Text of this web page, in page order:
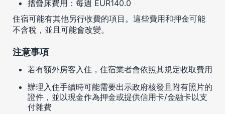
摺疊床費用：每週 EUR140.0
住宿可能有其他另行收費的項目。這些費用和押金可能
不含稅，並且可能會改變。
注意事項
若有額外房客入住，住宿業者會依照其規定收取費用
辦理入住手續時可能需要出示政府核發且附有照片的
證件，並以現金作為押金或提供信用卡/金融卡以支
付雜費